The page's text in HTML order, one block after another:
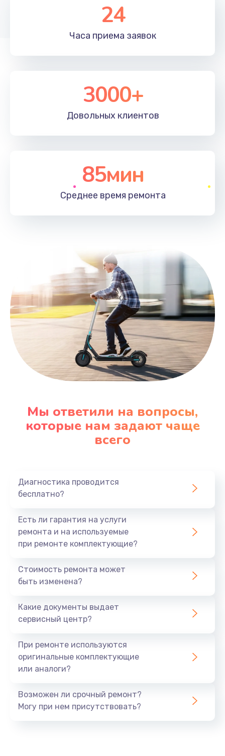
24
Часа приема заявок
3000+
Довольных клиентов
85мин
Среднее время ремонта
Мы ответили на вопросы,
которые нам задают чаще
всего
Диагностика проводится
бесплатно?
Есть ли гарантия на услуги
ремонта и на используемые
при ремонте комплектующие?
Стоимость ремонта может
быть изменена?
Какие документы выдает
сервисный центр?
При ремонте используются
оригинальные комплектующие
или аналоги?
Возможен ли срочный ремонт?
Могу при нем присутствовать?